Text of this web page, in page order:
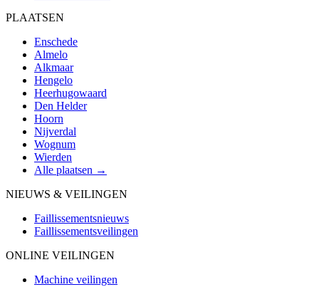
PLAATSEN
Enschede
Almelo
Alkmaar
Hengelo
Heerhugowaard
Den Helder
Hoorn
Nijverdal
Wognum
Wierden
Alle plaatsen →
NIEUWS & VEILINGEN
Faillissementsnieuws
Faillissementsveilingen
ONLINE VEILINGEN
Machine veilingen